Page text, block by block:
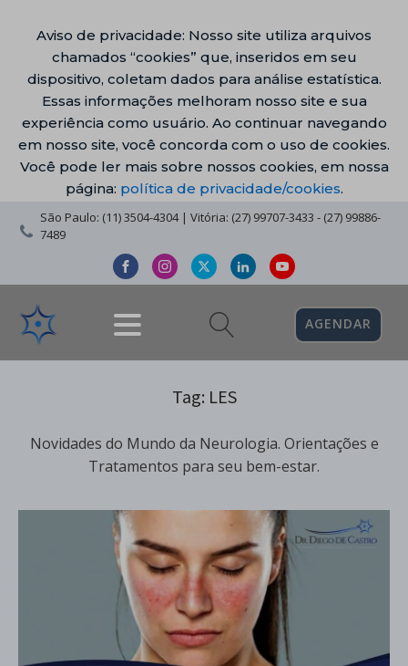
Aviso de privacidade: Nosso site utiliza arquivos
chamados “cookies” que, inseridos em seu
dispositivo, coletam dados para análise estatística.
Essas informações melhoram nosso site e sua
experiência como usuário. Ao continuar navegando
em nosso site, você concorda com o uso de cookies.
Você pode ler mais sobre nossos cookies, em nossa
página: política de privacidade/cookies.
São Paulo: (11) 3504-4304 | Vitória: (27) 99707-3433 - (27) 99886-
7489
AGENDAR
Tag: LES
Novidades do Mundo da Neurologia. Orientações e
Tratamentos para seu bem-estar.